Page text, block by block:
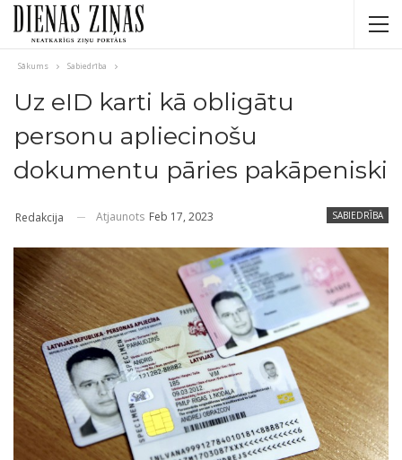
Sākums Sabiedrība
Uz eID karti kā obligātu
personu apliecinošu
dokumentu pāries pakāpeniski
SABIEDRĪBA
Redakcija Atjaunots Feb 17, 2023